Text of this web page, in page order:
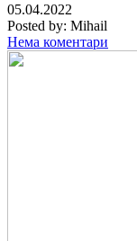
05.04.2022
Posted by: Mihail
Нема коментари